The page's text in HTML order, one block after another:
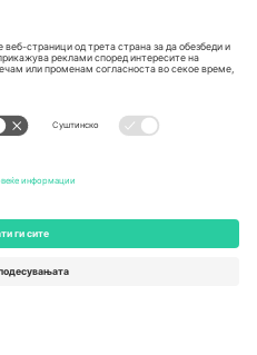
167 City Road, London, Greater
Kingdom
Engelberg, Switzerland